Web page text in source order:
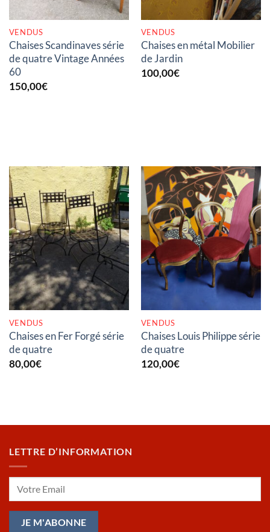
VENDUS
Chaises Scandinaves série
de quatre Vintage Années
60
150,00€
VENDUS
Chaises en métal Mobilier
de Jardin
100,00€
RUPTURE DE STOCK
VENDUS
Chaises en Fer Forgé série
de quatre
80,00€
RUPTURE DE STOCK
VENDUS
Chaises Louis Philippe série
de quatre
120,00€
LETTRE D’INFORMATION